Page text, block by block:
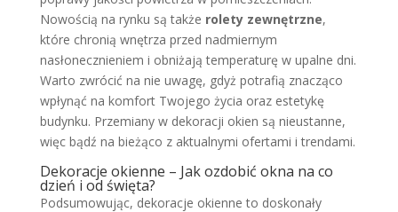
Nowością na rynku są także rolety zewnętrzne,
które chronią wnętrza przed nadmiernym
nasłonecznieniem i obniżają temperaturę w upalne dni.
Warto zwrócić na nie uwagę, gdyż potrafią znacząco
wpłynąć na komfort Twojego życia oraz estetykę
budynku. Przemiany w dekoracji okien są nieustanne,
więc bądź na bieżąco z aktualnymi ofertami i trendami.
Dekoracje okienne – Jak ozdobić okna na co
dzień i od święta?
Podsumowując, dekoracje okienne to doskonały